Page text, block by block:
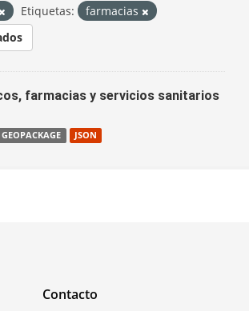
Etiquetas:
farmacias
farmacias y servicios sanitarios
GEOPACKAGE JSON
Contacto